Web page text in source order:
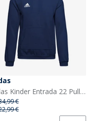
adidas Kinder Entrada 22 Pullover Hoodie Team Navy Blue
€
€